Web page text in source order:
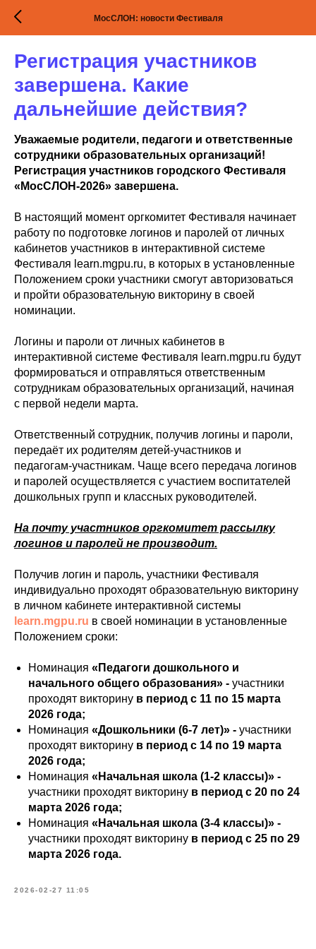
МосСЛОН: новости Фестиваля
Регистрация участников
завершена. Какие
дальнейшие действия?
Уважаемые родители, педагоги и ответственные
сотрудники образовательных организаций!
Регистрация участников городского Фестиваля
«МосСЛОН-2026» завершена.
В настоящий момент оргкомитет Фестиваля начинает
работу по подготовке логинов и паролей от личных
кабинетов участников в интерактивной системе
Фестиваля learn.mgpu.ru, в которых в установленные
Положением сроки участники смогут авторизоваться
и пройти образовательную викторину в своей
номинации.
Логины и пароли от личных кабинетов в
интерактивной системе Фестиваля learn.mgpu.ru будут
формироваться и отправляться ответственным
сотрудникам образовательных организаций, начиная
с первой недели марта.
Ответственный сотрудник, получив логины и пароли,
передаёт их родителям детей‑участников и
педагогам‑участникам. Чаще всего передача логинов
и паролей осуществляется с участием воспитателей
дошкольных групп и классных руководителей.
На почту участников оргкомитет рассылку
логинов и паролей не производит.
Получив логин и пароль, участники Фестиваля
индивидуально проходят образовательную викторину
в личном кабинете интерактивной системы
learn.mgpu.ru в своей номинации в установленные
Положением сроки:
Номинация «Педагоги дошкольного и
начального общего образования» - участники
проходят викторину в период с 11 по 15 марта
2026 года;
Номинация «Дошкольники (6-7 лет)» - участники
проходят викторину в период с 14 по 19 марта
2026 года;
Номинация «Начальная школа (1-2 классы)» -
участники проходят викторину в период с 20 по 24
марта 2026 года;
Номинация «Начальная школа (3-4 классы)» -
участники проходят викторину в период с 25 по 29
марта 2026 года.
2026-02-27 11:05